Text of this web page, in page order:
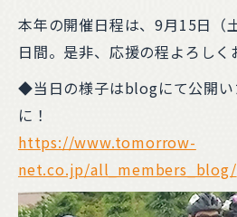
本年の開催日程は、9月15日（
日間。是非、応援の程よろしく
◆当日の様子はblogにて公開い
に！
https://www.tomorrow-
net.co.jp/all_members_blog/